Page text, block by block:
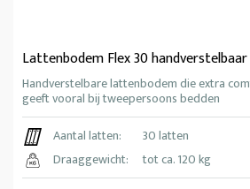
Lattenbodem Flex 30 handverstelbaar
Handverstelbare lattenbodem die extra
geeft vooral bij tweepersoons bedden
Aantal latten:
30 latten
Draaggewicht:
tot ca. 120 kg